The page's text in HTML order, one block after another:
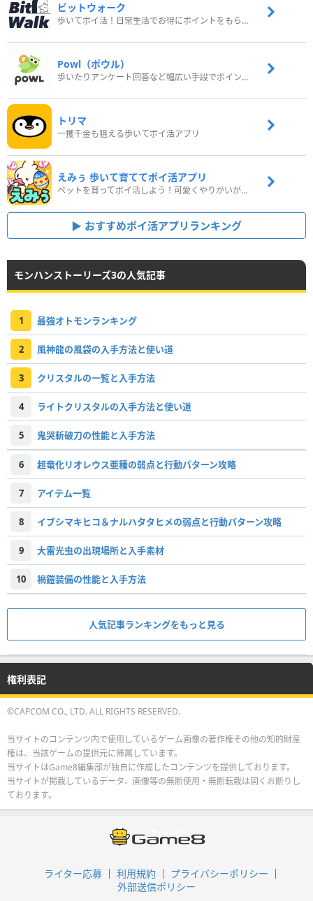
ビットウォーク
歩いてポイ活！日常生活でお得にポイントをもらおう
Powl（ポウル）
歩いたりアンケート回答など幅広い手段でポイントをゲット
トリマ
一攫千金も狙える歩いてポイ活アプリ
えみぅ 歩いて育ててポイ活アプリ
ペットを育ってポイ活しよう！可愛くやりがいがある新感覚アプリ
おすすめポイ活アプリランキング
モンハンストーリーズ3の人気記事
1 最強オトモンランキング
2 風神龍の風袋の入手方法と使い道
3 クリスタルの一覧と入手方法
4 ライトクリスタルの入手方法と使い道
5 鬼哭斬破刀の性能と入手方法
6 超竜化リオレウス亜種の弱点と行動パターン攻略
7 アイテム一覧
8 イブシマキヒコ＆ナルハタタヒメの弱点と行動パターン攻略
9 大雷光虫の出現場所と入手素材
10 禍鎧装備の性能と入手方法
人気記事ランキングをもっと見る
権利表記
©CAPCOM CO., LTD. ALL RIGHTS RESERVED.
当サイトのコンテンツ内で使用しているゲーム画像の著作権その他の知的財産
権は、当該ゲームの提供元に帰属しています。
当サイトはGame8編集部が独自に作成したコンテンツを提供しております。
当サイトが掲載しているデータ、画像等の無断使用・無断転載は固くお断りし
ております。
ライター応募 利用規約
プライバシーポリシー
外部送信ポリシー